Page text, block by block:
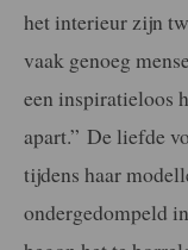
het interieur zijn
vaak genoeg
een inspiratieloos
apart.” De liefde
tijdens haar
ondergedompeld